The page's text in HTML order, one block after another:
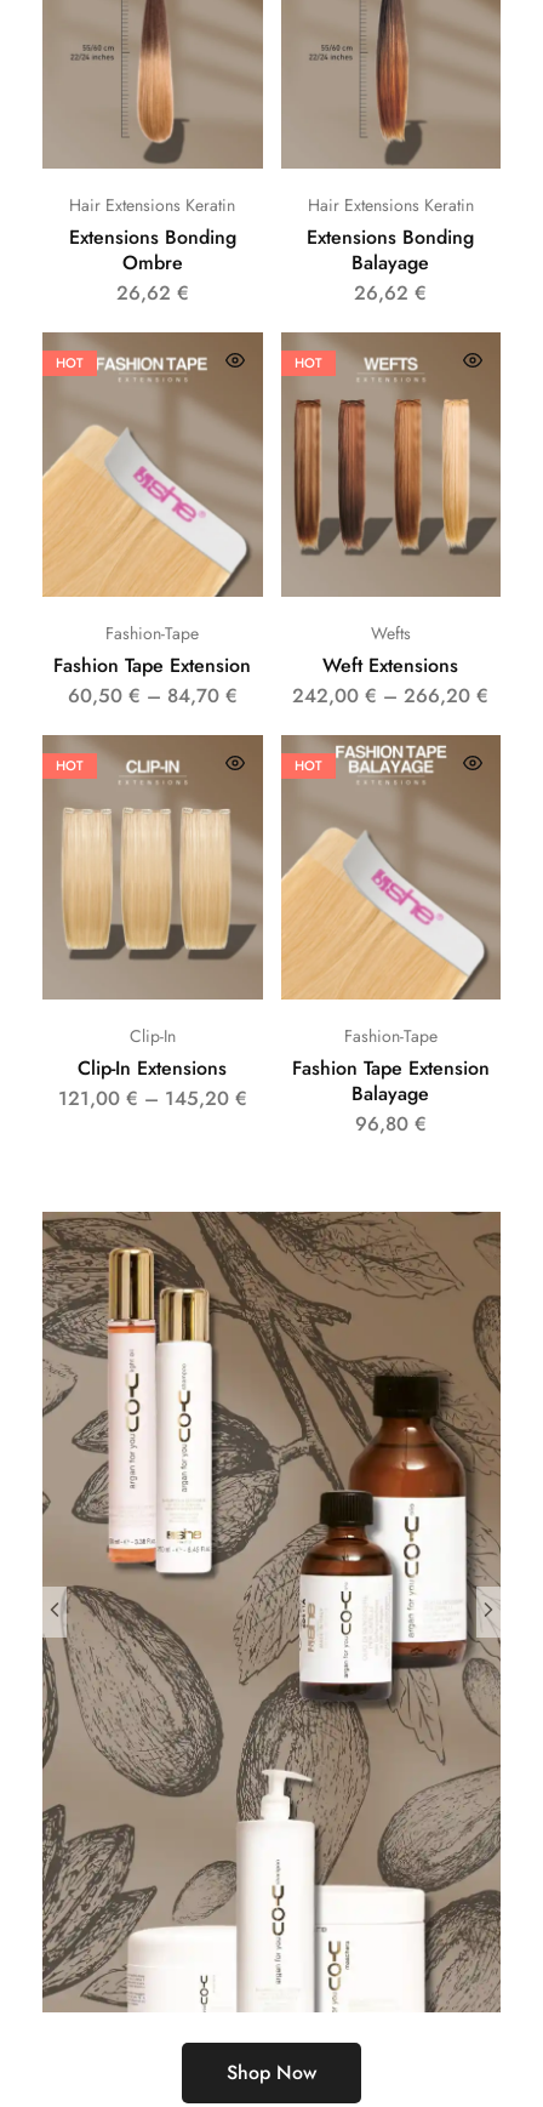
Hair Extensions Keratin
Extensions Bonding
Ombre
26,62 €
Hair Extensions Keratin
Extensions Bonding
Balayage
26,62€
HOT
Fashion-Tape
Fashion Tape Extension
60,50 € – 84,70 €
HOT
Wefts
Weft Extensions
242,00€ –266,20€
HOT
Clip-In
Clip-In Extensions
121,00 € – 145,20 €
HOT
Fashion-Tape
Fashion Tape Extension
Balayage
96,80 €
Shop Now